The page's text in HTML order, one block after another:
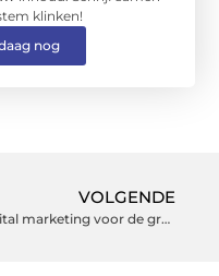
klinken!
nog
VOLGENDE
Digital marketing voor de groei van je bedrijf